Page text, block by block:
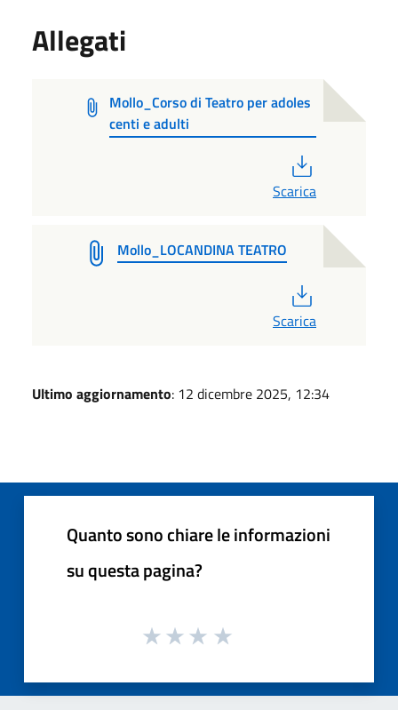
Allegati
Mollo_Corso di Teatro per adoles
centi e adulti
Scarica
Mollo_LOCANDINA TEATRO
Scarica
Ultimo aggiornamento: 12 dicembre 2025, 12:34
Quanto sono chiare le informazioni
su questa pagina?